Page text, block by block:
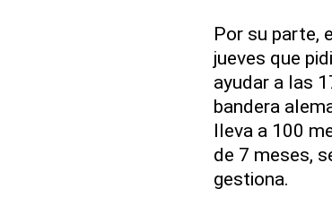
Por su parte,
jueves que
ayudar a las
bandera
lleva a 100
de 7 meses,
gestiona.